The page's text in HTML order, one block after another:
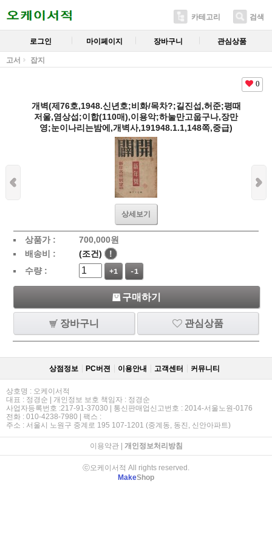
카테고리 검색
로그인 마이페이지 장바구니 관심상품
고서 잡지
0
개벽(제76호,1948.신년호;비화/목차?;길진섭,허준;평때
저울,염상섭;이합(110매),이용악;하눌만고웁구나,장만
영;눈이나리는밤에,개벽사,191948.1.1,148쪽,중급)
상세보기
상품가 : 700,000원
배송비 :
(조건)
!
수량 :
+1 -1
구매하기
장바구니 관심상품
상점정보 PC버젼 이용안내 고객센터 커뮤니티
상호명 : 오케이서적
대표 : 정경순 | 개인정보 보호 책임자 : 정경순
사업자등록번호 :217-91-37030 | 통신판매업신고번호 : 2014-서울노원-0176
전화 : 010-4238-7980 | 팩스 :
주소 : 서울시 노원구 중계로 195 107-1201 (중계동, 동진, 신안아파트)
이용약관| 개인정보처리방침
ⓒ오케이서적 All rights reserved.
MakeShop